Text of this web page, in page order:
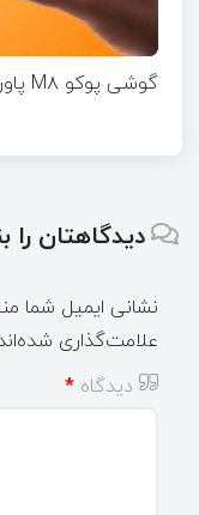
گوشی پوکو M۸ پاور با باتری بزرگ از راه رسید
دیدگاهتان را
نشانی ایمیل شما
علامت‌گذاری
دیدگاه *